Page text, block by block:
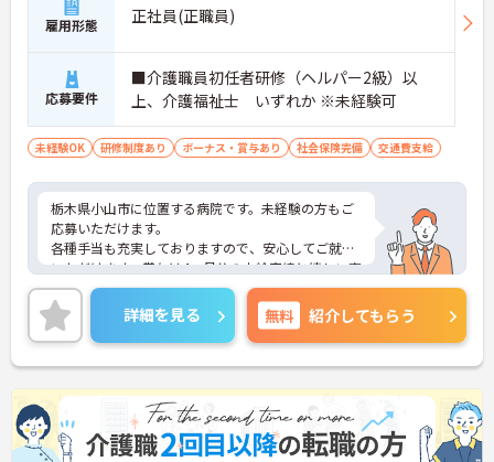
雇用形態 正社員(正職員)
応募要件
■介護職員初任者研修（ヘルパー2級）以
上、介護福祉士 いずれか ※未経験可
未経験OK 研修制度あり ボーナス・賞与あり 社会保険完備 交通費支給
栃木県小山市に位置する病院です。未経験の方もご
応募いただけます。
各種手当も充実しておりますので、安心してご就業
いただけます。賞与は4ヶ月分の支給実績と嬉しい高
待遇です。
ご興味のある方には、面接対策ポイントなど、さら
に詳細をお話しいたしますのでお気軽にご相談くだ
さい！
詳細を見る 無料 紹介してもらう